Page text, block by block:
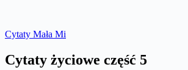
Cytaty Mała Mi
Cytaty życiowe część 5